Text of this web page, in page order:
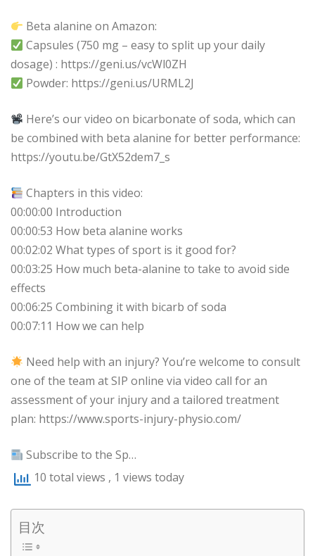
Beta alanine on Amazon:
Capsules (750 mg – easy to split up your daily
dosage) : https://geni.us/vcWl0ZH
Powder: https://geni.us/URML2J
Here’s our video on bicarbonate of soda, which can
be combined with beta alanine for better performance:
https://youtu.be/GtX52dem7_s
Chapters in this video:
00:00:00 Introduction
00:00:53 How beta alanine works
00:02:02 What types of sport is it good for?
00:03:25 How much beta-alanine to take to avoid side
effects
00:06:25 Combining it with bicarb of soda
00:07:11 How we can help
Need help with an injury? You’re welcome to consult
one of the team at SIP online via video call for an
assessment of your injury and a tailored treatment
plan: https://www.sports-injury-physio.com/
Subscribe to the Sp…
10 total views , 1 views today
目次